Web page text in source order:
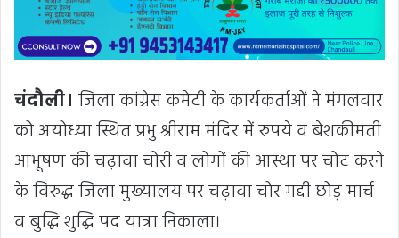
चंदौली। जिला कांग्रेस कमेटी के कार्यकर्ताओं ने मंगलवार
को अयोध्या स्थित प्रभु श्रीराम मंदिर में रुपये व बेशकीमती
आभूषण की चढ़ावा चोरी व लोगों की आस्था पर चोट करने
के विरुद्ध जिला मुख्यालय पर चढ़ावा चोर गद्दी छोड़ मार्च
व बुद्धि शुद्धि पद यात्रा निकाला।